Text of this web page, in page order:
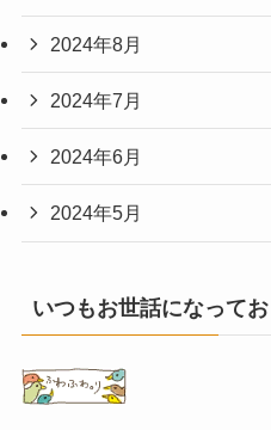
2024年8月
2024年7月
2024年6月
2024年5月
いつもお世話になって